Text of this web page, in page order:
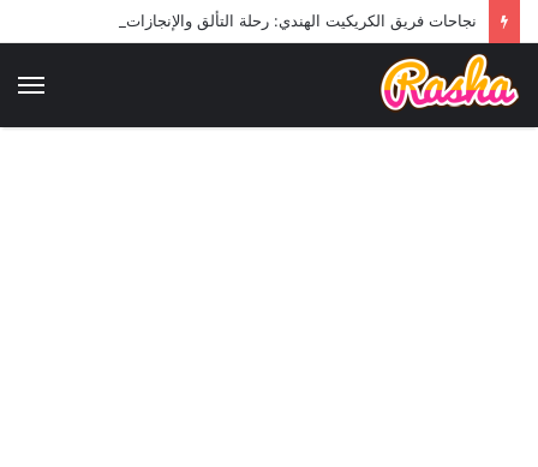
نجاحات فريق الكريكيت الهندي: رحلة التألق والإنجازات